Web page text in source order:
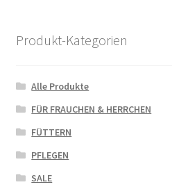
Produkt-Kategorien
Alle Produkte
FÜR FRAUCHEN & HERRCHEN
FÜTTERN
PFLEGEN
SALE